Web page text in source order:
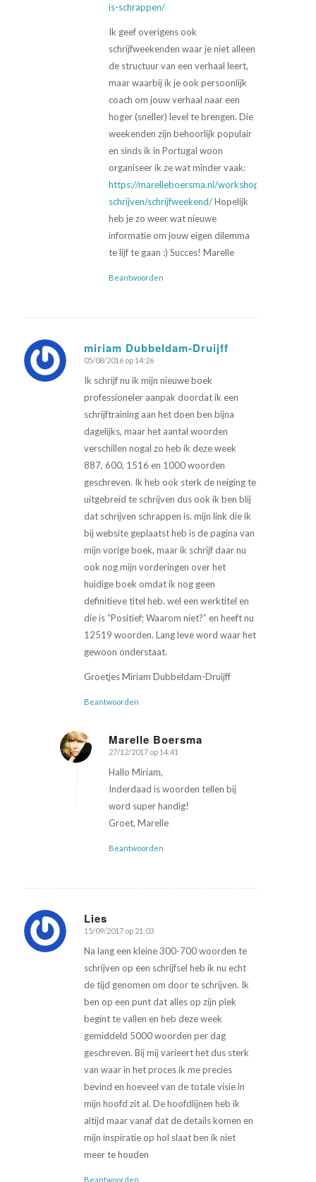
is-schrappen/
Ik geef overigens ook
schrijfweekenden waar je niet alleen
de structuur van een verhaal leert,
maar waarbij ik je ook persoonlijk
coach om jouw verhaal naar een
hoger (sneller) level te brengen. Die
weekenden zijn behoorlijk populair
en sinds ik in Portugal woon
organiseer ik ze wat minder vaak:
https://marelleboersma.nl/workshop-
schrijven/schrijfweekend/Hopelijk
heb je zo weer wat nieuwe
informatie om jouw eigen dilemma
te lijf te gaan :) Succes! Marelle
Beantwoorden
miriam Dubbeldam-Druijff
zegt:
05/08/2016 op 14:26
Ik schrijf nu ik mijn nieuwe boek
professioneler aanpak doordat ik een
schrijftraining aan het doen ben bijna
dagelijks, maar het aantal woorden
verschillen nogal zo heb ik deze week
887, 600, 1516 en 1000 woorden
geschreven. Ik heb ook sterk de neiging te
uitgebreid te schrijven dus ook ik ben blij
dat schrijven schrappen is. mijn link die ik
bij website geplaatst heb is de pagina van
mijn vorige boek, maar ik schrijf daar nu
ook nog mijn vorderingen over het
huidige boek omdat ik nog geen
definitieve titel heb. wel een werktitel en
die is “Positief; Waarom niet?” en heeft nu
12519 woorden. Lang leve word waar het
gewoon onderstaat.
Groetjes Miriam Dubbeldam-Druijff
Beantwoorden
Marelle Boersma
zegt:
27/12/2017 op 14:41
Hallo Miriam,
Inderdaad is woorden tellen bij
word super handig!
Groet, Marelle
Beantwoorden
Lies
zegt:
15/09/2017 op 21:03
Na lang een kleine 300-700 woorden te
schrijven op een schrijfsel heb ik nu echt
de tijd genomen om door te schrijven. Ik
ben op een punt dat alles op zijn plek
begint te vallen en heb deze week
gemiddeld 5000 woorden per dag
geschreven. Bij mij varieert het dus sterk
van waar in het proces ik me precies
bevind en hoeveel van de totale visie in
mijn hoofd zit al. De hoofdlijnen heb ik
altijd maar vanaf dat de details komen en
mijn inspiratie op hol slaat ben ik niet
meer te houden
Beantwoorden